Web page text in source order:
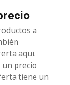
a
aquí.
un precio
tiene un